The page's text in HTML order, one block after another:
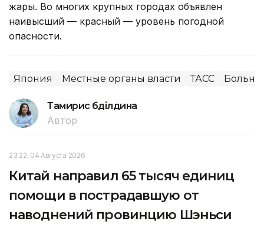
жары. Во многих крупных городах объявлен
наивысший — красный — уровень погодной
опасности.
Япония Местные органы власти ТАСС
Тамирис Әбділдина
Автор
23:22, 04 Августа 2026
Китай направил 65 тысяч единиц
помощи в пострадавшую от
наводнений провинцию Шэньси